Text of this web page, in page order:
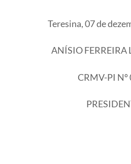
Teresina, 07 de
ANÍSIO FERREIRA
CRMV-PI Nº